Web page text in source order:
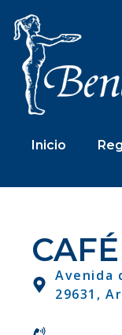
Inicio
Avenida
29631,